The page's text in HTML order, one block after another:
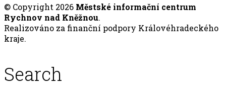
© Copyright 2026 Městské informační centrum
Rychnov nad Kněžnou.
Realizováno za finanční podpory Královéhradeckého
kraje.
Search